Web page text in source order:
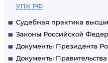
УПК РФ
Судебная практика
Законы Российской
Документы Президента
Документы